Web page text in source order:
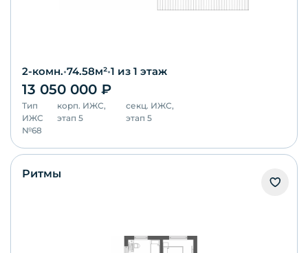
2-комн.•74.58м²•1 из 1 этаж
13 050 000 ₽
Тип
ИЖС
корп. ИЖС,
этап 5
секц. ИЖС,
этап 5
№68
Ритмы